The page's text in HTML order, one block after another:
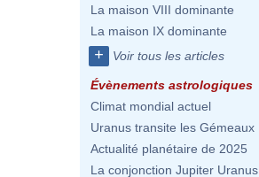
La maison VIII dominante
La maison IX dominante
+ Voir tous les articles
Évènements astrologiques
Climat mondial actuel
Uranus transite les Gémeaux
Actualité planétaire de 2025
La conjonction Jupiter Uranus